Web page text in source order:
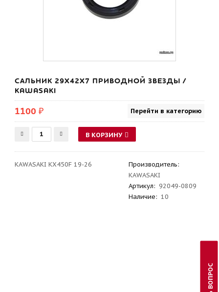
САЛЬНИК 29X42X7 ПРИВОДНОЙ ЗВЕЗДЫ /
KAWASAKI
1100 ₽ Перейти в категорию
В КОРЗИНУ
KAWASAKI KX450F 19-26 Производитель:
KAWASAKI
Артикул: 92049-0809
Наличие: 10